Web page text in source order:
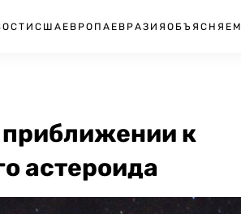
США ЕВРОПА ЕВРАЗИЯ ОБЪЯСНЯЕМ
к
астероида